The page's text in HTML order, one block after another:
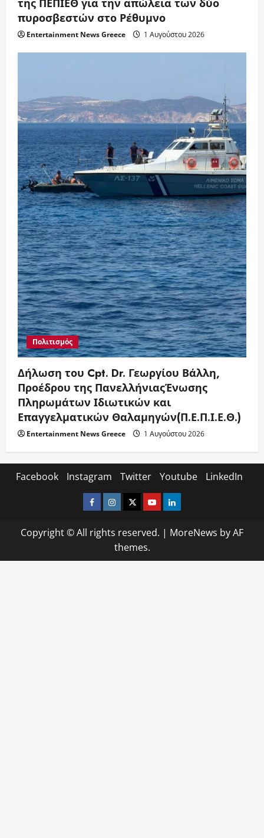
της ΠΕΠΙΕΘ για την απώλεια των δύο
πυροσβεστών στο Ρέθυμνο
Entertainment News Greece 1 Αυγούστου 2026
Πολιτισμός
Δήλωση του Cpt. Dr. Γεωργίου Βάλλη,
Προέδρου της ΠανελλήνιαςΈνωσης
Πληρωμάτων Ιδιωτικών και
Επαγγελματικών Θαλαμηγών(Π.Ε.Π.Ι.Ε.Θ.)
Entertainment News Greece 1 Αυγούστου 2026
Facebook Instagram Twitter Youtube LinkedIn
Facebook
Instagram
TwitterYoutubeLinkedIn
Copyright © All rights reserved. | MoreNews by AF
themes.